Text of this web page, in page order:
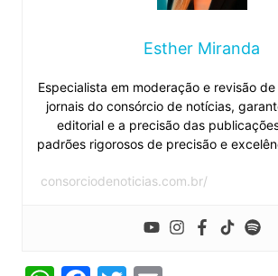
Esther Miranda
Especialista em moderação e revisão
jornais do consórcio de notícias,
editorial e a precisão das
padrões rigorosos de precisão e
consorciodenoticias.com.br/